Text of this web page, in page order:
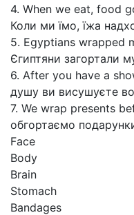
4. When we eat, food
Коли ми їмо, їжа
5. Egyptians wrapped
Єгиптяни загортали
6. After you have a
душу ви висушуєте
7. We wrap presents
обгортаємо
Face
Body
Brain
Stomach
Bandages